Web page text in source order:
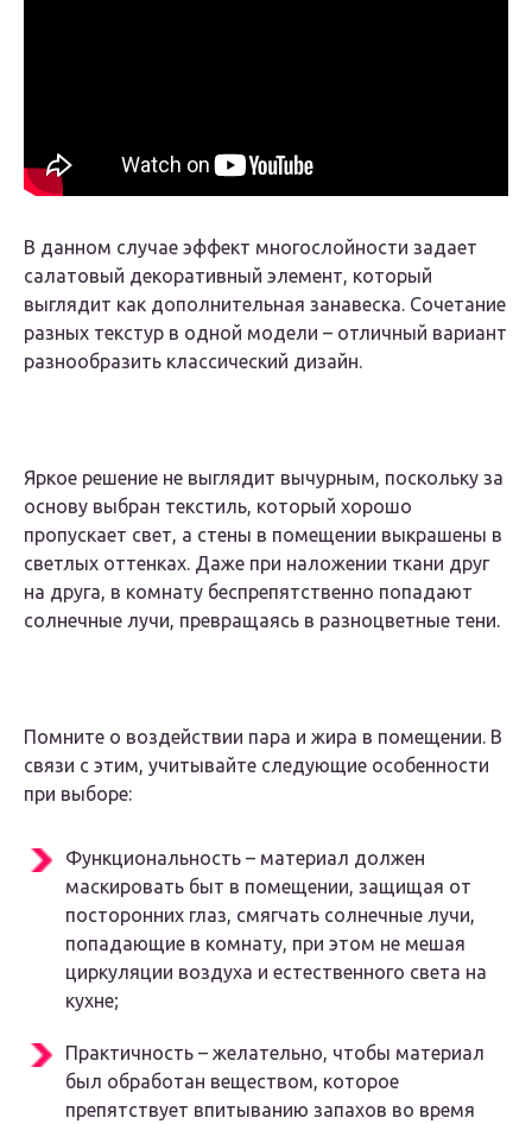
В данном случае эффект многослойности задает
салатовый декоративный элемент, который
выглядит как дополнительная занавеска. Сочетание
разных текстур в одной модели – отличный вариант
разнообразить классический дизайн.
Яркое решение не выглядит вычурным, поскольку за
основу выбран текстиль, который хорошо
пропускает свет, а стены в помещении выкрашены в
светлых оттенках. Даже при наложении ткани друг
на друга, в комнату беспрепятственно попадают
солнечные лучи, превращаясь в разноцветные тени.
Помните о воздействии пара и жира в помещении. В
связи с этим, учитывайте следующие особенности
при выборе:
Функциональность – материал должен
маскировать быт в помещении, защищая от
посторонних глаз, смягчать солнечные лучи,
попадающие в комнату, при этом не мешая
циркуляции воздуха и естественного света на
кухне;
Практичность – желательно, чтобы материал
был обработан веществом, которое
препятствует впитыванию запахов во время